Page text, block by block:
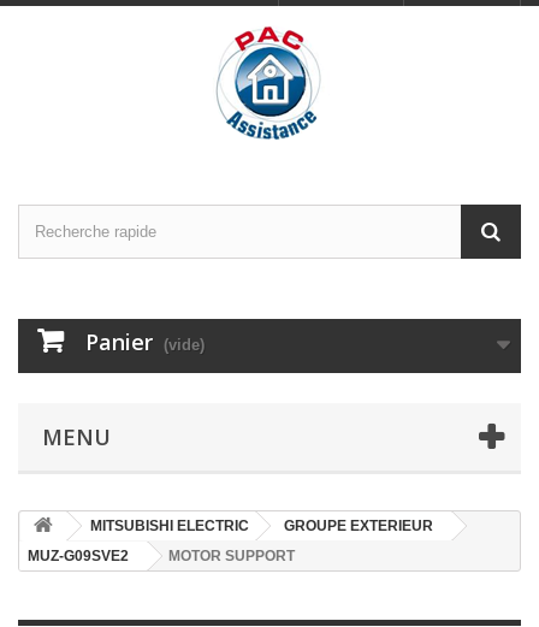
Panier (vide)
MENU
MITSUBISHI ELECTRIC
GROUPE EXTERIEUR
MUZ-G09SVE2
MOTOR SUPPORT